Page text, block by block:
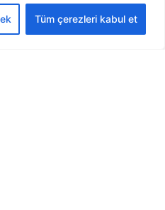
Tüm çerezleri kabul et